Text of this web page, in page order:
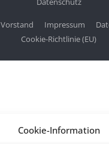
Cookie-Information
Vorstand Impressum
Cookie-Richtlinie (EU)